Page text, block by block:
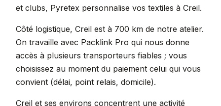
et clubs, Pyretex personnalise vos textiles à Creil.
Côté logistique, Creil est à 700 km de notre atelier.
On travaille avec Packlink Pro qui nous donne
accès à plusieurs transporteurs fiables ; vous
choisissez au moment du paiement celui qui vous
convient (délai, point relais, domicile).
Creil et ses environs concentrent une activité